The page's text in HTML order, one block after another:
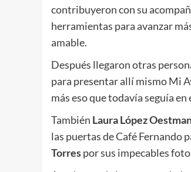
contribuyeron con su
herramientas para avanzar
amable.
Después llegaron otras
para presentar allí mismo Mi
más eso que todavía seguía en
También Laura López
las puertas de Café Fernando
Torrespor sus impecables